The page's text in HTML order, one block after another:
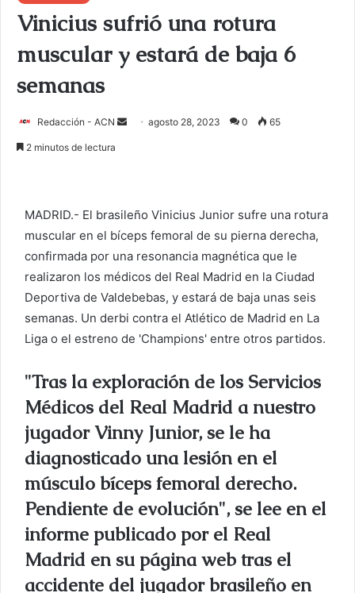
Vinicius sufrió una rotura
muscular y estará de baja 6
semanas
Redacción - ACN
r
u
n
c
o
r
r
e
e
t
r
ó
i
c
o
agosto 28, 2023 0 65
2 minutos de lectura
MADRID.- El brasileño Vinicius Junior sufre una rotura
muscular en el bíceps femoral de su pierna derecha,
confirmada por una resonancia magnética que le
realizaron los médicos del Real Madrid en la Ciudad
Deportiva de Valdebebas, y estará de baja unas seis
semanas. Un derbi contra el Atlético de Madrid en La
Liga o el estreno de 'Champions' entre otros partidos.
"Tras la exploración de los Servicios
Médicos del Real Madrid a nuestro
jugador Vinny Junior, se le ha
diagnosticado una lesión en el
músculo bíceps femoral derecho.
Pendiente de evolución", se lee en el
informe publicado por el Real
Madrid en su página web tras el
accidente del jugador brasileño en